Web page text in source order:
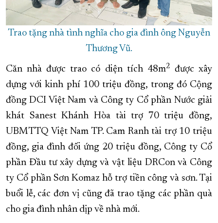
Trao tặng nhà tình nghĩa cho gia đình ông Nguyễn
Thương Vũ.
Căn nhà được trao có diện tích 48m2
được xây
dựng với kinh phí 100 triệu đồng, trong đó Cộng
đồng DCI Việt Nam và Công ty Cổ phần Nước giải
khát Sanest Khánh Hòa tài trợ 70 triệu đồng,
UBMTTQ Việt Nam TP. Cam Ranh tài trợ 10 triệu
đồng, gia đình đối ứng 20 triệu đồng, Công ty Cổ
phần Đầu tư xây dựng và vật liệu DRCon và Công
ty Cổ phần Sơn Komaz hỗ trợ tiền công và sơn. Tại
buổi lễ, các đơn vị cũng đã trao tặng các phần quà
cho gia đình nhân dịp về nhà mới.